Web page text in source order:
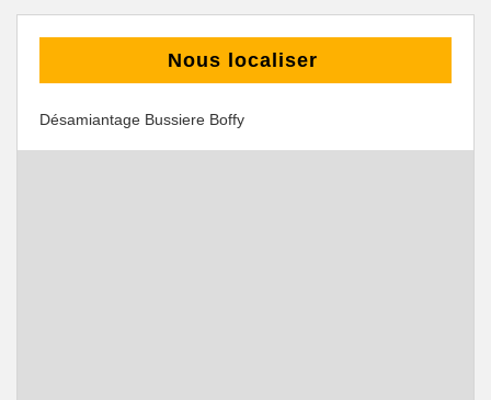
Nous localiser
Désamiantage Bussiere Boffy